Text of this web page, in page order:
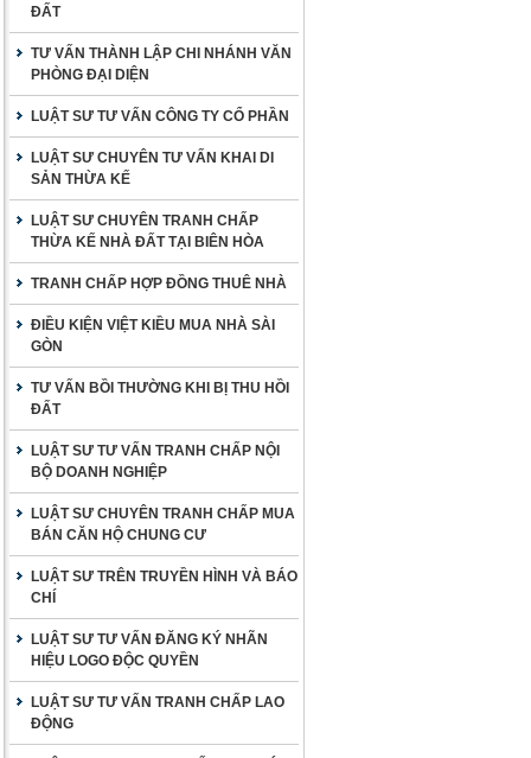
ĐẤT
TƯ VẤN THÀNH LẬP CHI NHÁNH VĂN
PHÒNG ĐẠI DIỆN
LUẬT SƯ TƯ VẤN CÔNG TY CỔ PHẦN
LUẬT SƯ CHUYÊN TƯ VẤN KHAI DI
SẢN THỪA KẾ
LUẬT SƯ CHUYÊN TRANH CHẤP
THỪA KẾ NHÀ ĐẤT TẠI BIÊN HÒA
TRANH CHẤP HỢP ĐỒNG THUÊ NHÀ
ĐIỀU KIỆN VIỆT KIỀU MUA NHÀ SÀI
GÒN
TƯ VẤN BỒI THƯỜNG KHI BỊ THU HỒI
ĐẤT
LUẬT SƯ TƯ VẤN TRANH CHẤP NỘI
BỘ DOANH NGHIỆP
LUẬT SƯ CHUYÊN TRANH CHẤP MUA
BÁN CĂN HỘ CHUNG CƯ
LUẬT SƯ TRÊN TRUYỀN HÌNH VÀ BÁO
CHÍ
LUẬT SƯ TƯ VẤN ĐĂNG KÝ NHÃN
HIỆU LOGO ĐỘC QUYỀN
LUẬT SƯ TƯ VẤN TRANH CHẤP LAO
ĐỘNG